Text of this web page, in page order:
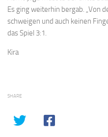
Es ging weiterhin bergab. „Von
schweigen und auch keinen
das Spiel 3:1.
Kira
SHARE